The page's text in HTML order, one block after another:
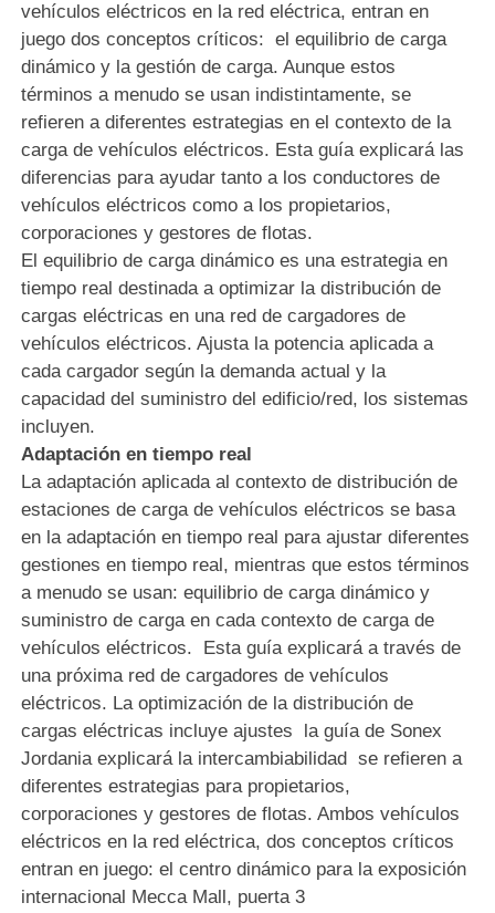
vehículos eléctricos en la red eléctrica, entran en
juego dos conceptos críticos: el equilibrio de carga
dinámico y la gestión de carga. Aunque estos
términos a menudo se usan indistintamente, se
refieren a diferentes estrategias en el contexto de la
carga de vehículos eléctricos. Esta guía explicará las
diferencias para ayudar tanto a los conductores de
vehículos eléctricos como a los propietarios,
corporaciones y gestores de flotas.
El equilibrio de carga dinámico es una estrategia en
tiempo real destinada a optimizar la distribución de
cargas eléctricas en una red de cargadores de
vehículos eléctricos. Ajusta la potencia aplicada a
cada cargador según la demanda actual y la
capacidad del suministro del edificio/red, los sistemas
incluyen.
Adaptación en tiempo real
La adaptación aplicada al contexto de distribución de
estaciones de carga de vehículos eléctricos se basa
en la adaptación en tiempo real para ajustar diferentes
gestiones en tiempo real, mientras que estos términos
a menudo se usan: equilibrio de carga dinámico y
suministro de carga en cada contexto de carga de
vehículos eléctricos. Esta guía explicará a través de
una próxima red de cargadores de vehículos
eléctricos. La optimización de la distribución de
cargas eléctricas incluye ajustes la guía de Sonex
Jordania explicará la intercambiabilidad se refieren a
diferentes estrategias para propietarios,
corporaciones y gestores de flotas. Ambos vehículos
eléctricos en la red eléctrica, dos conceptos críticos
entran en juego: el centro dinámico para la exposición
internacional Mecca Mall, puerta 3